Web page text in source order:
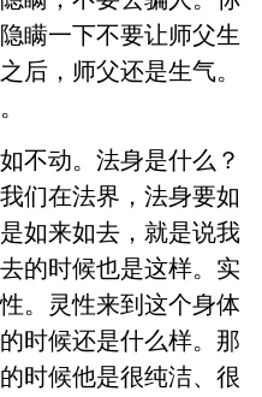
瞒一下不要让师父生
后，师父还是生气。
不动。法身是什么？
们在法界，法身要如
如来如去，就是说我
的时候也是这样。实
。灵性来到这个身体
时候还是什么样。那
时候他是很纯洁、很